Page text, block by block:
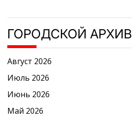
ГОРОДСКОЙ АРХИВ
Август 2026
Июль 2026
Июнь 2026
Май 2026